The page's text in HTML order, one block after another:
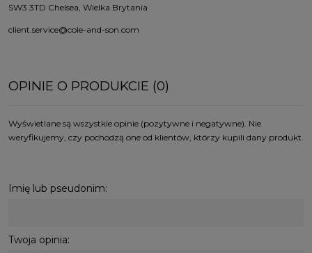
SW3 3TD Chelsea, Wielka Brytania
client.service@cole-and-son.com
OPINIE O PRODUKCIE (0)
Wyświetlane są wszystkie opinie (pozytywne i negatywne). Nie
weryfikujemy, czy pochodzą one od klientów, którzy kupili dany produkt.
Imię lub pseudonim:
Twoja opinia: